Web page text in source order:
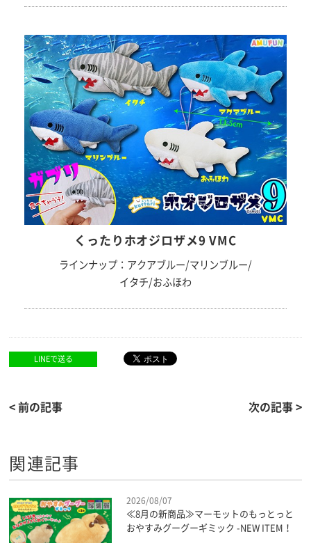
くったりホオジロザメ9 VMC
ラインナップ：アクアブルー/マリンブルー/
イタチ/おふほわ
LINEで送る
< 前の記事 次の記事 >
関連記事
2026/08/07
≪8月の新商品≫マーモットのもっとっと
おやすみグーグーギミック -NEW ITEM！